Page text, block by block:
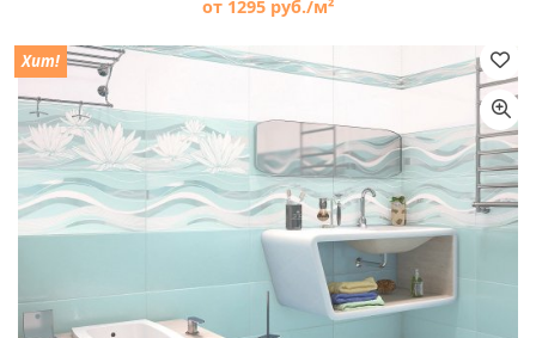
от 1295 руб./м²
Хит!